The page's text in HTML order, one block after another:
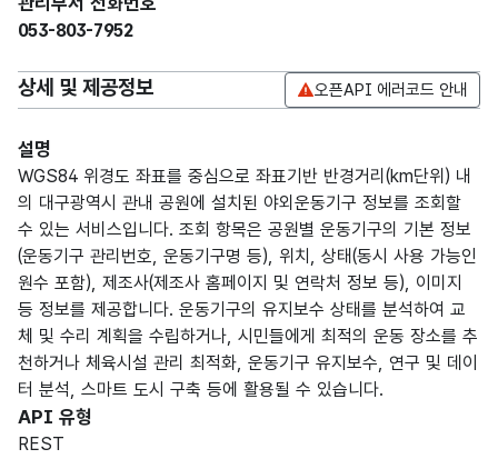
053-803-7952
상세 및 제공정보 오픈API 에러코드 안내
설명
WGS84 위경도 좌표를 중심으로 좌표기반 반경거리(km단위) 내
의 대구광역시 관내 공원에 설치된 야외운동기구 정보를 조회할
수 있는 서비스입니다. 조회 항목은 공원별 운동기구의 기본 정보
(운동기구 관리번호, 운동기구명 등), 위치, 상태(동시 사용 가능인
원수 포함), 제조사(제조사 홈페이지 및 연락처 정보 등), 이미지
등 정보를 제공합니다. 운동기구의 유지보수 상태를 분석하여 교
체 및 수리 계획을 수립하거나, 시민들에게 최적의 운동 장소를 추
천하거나 체육시설 관리 최적화, 운동기구 유지보수, 연구 및 데이
터 분석, 스마트 도시 구축 등에 활용될 수 있습니다.
API 유형
REST